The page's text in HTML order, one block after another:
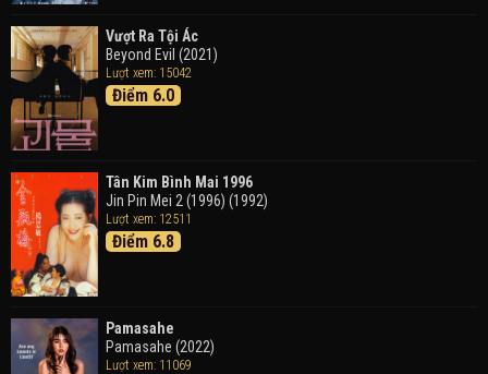
Vượt Ra Tội Ác
Beyond Evil (2021)
Lượt xem: 15042
Điểm 6.0
Tân Kim Bình Mai 1996
Jin Pin Mei 2 (1996) (1992)
Lượt xem: 12511
Điểm 6.8
Pamasahe
Pamasahe (2022)
Lượt xem: 11069